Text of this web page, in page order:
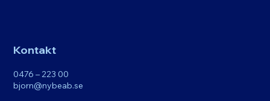
Kontakt
0476 – 223 00
bjorn@nybeab.se